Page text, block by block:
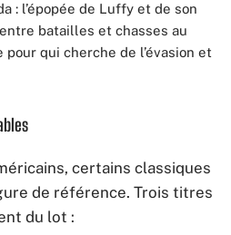
: l’épopée de Luffy et de son
batailles et chasses au
qui cherche de l’évasion et
certains classiques
de référence. Trois titres
du lot :